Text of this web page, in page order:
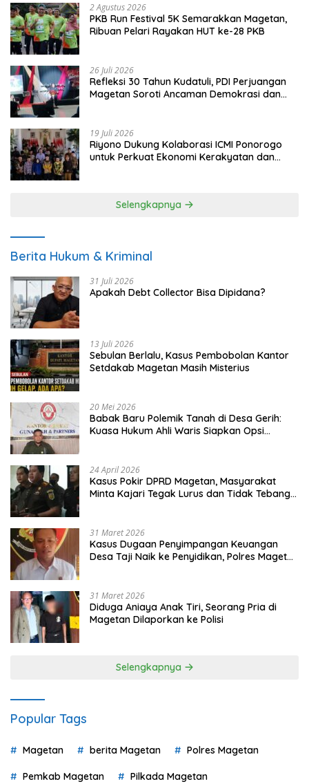
2 Agustus 2026
PKB Run Festival 5K Semarakkan Magetan,
Ribuan Pelari Rayakan HUT ke-28 PKB
26 Juli 2026
Refleksi 30 Tahun Kudatuli, PDI Perjuangan
Magetan Soroti Ancaman Demokrasi dan
19 Juli 2026
Riyono Dukung Kolaborasi ICMI Ponorogo
untuk Perkuat Ekonomi Kerakyatan dan
Selengkapnya
Berita Hukum & Kriminal
31 Juli 2026
Apakah Debt Collector Bisa Dipidana?
13 Juli 2026
Sebulan Berlalu, Kasus Pembobolan Kantor
Setdakab Magetan Masih Misterius
20 Mei 2026
Babak Baru Polemik Tanah di Desa Gerih:
Kuasa Hukum Ahli Waris Siapkan Opsi
24 April 2026
Kasus Pokir DPRD Magetan, Masyarakat
Minta Kajari Tegak Lurus dan Tidak Tebang
31 Maret 2026
Kasus Dugaan Penyimpangan Keuangan
Desa Taji Naik ke Penyidikan, Polres Magetan
31 Maret 2026
Diduga Aniaya Anak Tiri, Seorang Pria di
Magetan Dilaporkan ke Polisi
Selengkapnya
Popular Tags
Magetan berita Magetan Polres Magetan
Pemkab Magetan Pilkada Magetan